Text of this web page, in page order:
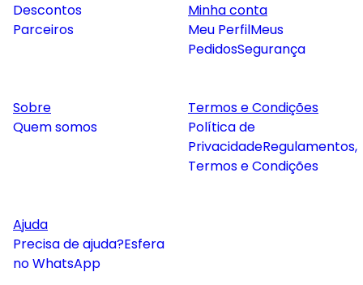
Descontos
Parceiros
Minha conta
Meu PerfilMeus
PedidosSegurança
Sobre
Quem somos
Termos e Condições
Política de
PrivacidadeRegulamentos,
Termos e Condições
Ajuda
Precisa de ajuda?Esfera
no WhatsApp